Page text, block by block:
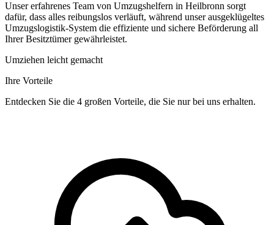
Unser erfahrenes Team von Umzugshelfern in Heilbronn sorgt
dafür, dass alles reibungslos verläuft, während unser ausgeklügeltes
Umzugslogistik-System die effiziente und sichere Beförderung all
Ihrer Besitztümer gewährleistet.
Umziehen leicht gemacht
Ihre Vorteile
Entdecken Sie die 4 großen Vorteile, die Sie nur bei uns erhalten.